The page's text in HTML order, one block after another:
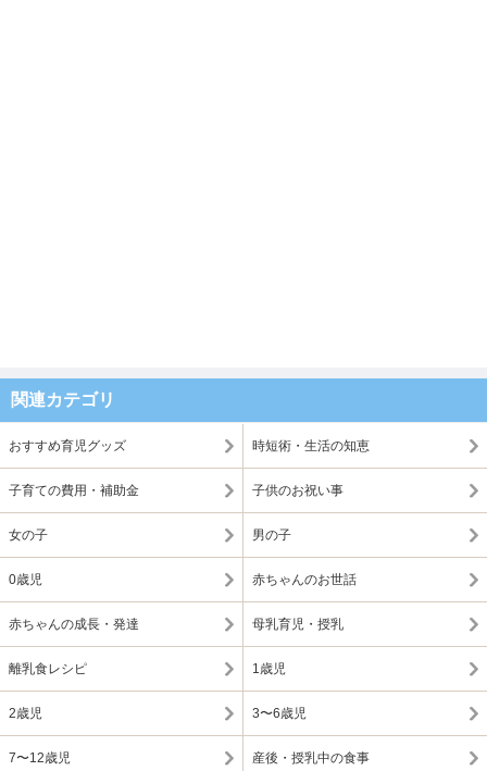
関連カテゴリ
おすすめ育児グッズ 時短術・生活の知恵
子育ての費用・補助金 子供のお祝い事
女の子 男の子
0歳児 赤ちゃんのお世話
赤ちゃんの成長・発達 母乳育児・授乳
離乳食レシピ 1歳児
2歳児 3〜6歳児
7〜12歳児 産後・授乳中の食事